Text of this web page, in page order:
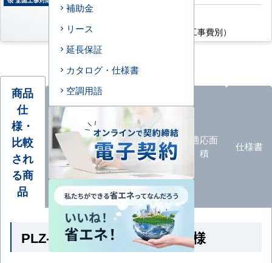
（税込・工事費別）
商品
仕
様・
比較
され
る商
品
オプ
ション
品
一覧
エアコ
ン形状
カタロ
グ
適応面
積
仕様書
PLZ-ZRMP56HLF6 の商品仕様
補助金
リース
延長保証
カタログ・仕様書
空調用語